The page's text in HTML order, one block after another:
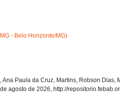
- Belo Horizonte/MG)
Paula da Cruz, Martins, Robson
agosto de 2026, http://